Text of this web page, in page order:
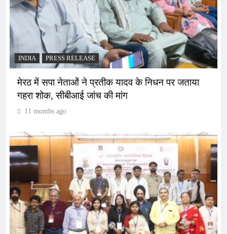
INDIA PRESS RELEASE
मेरठ में सपा नेताओं ने प्रतीक यादव के निधन पर जताया
गहरा शोक, सीबीआई जांच की मांग
11 months ago